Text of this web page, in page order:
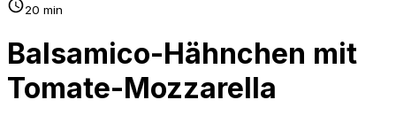
20 min
Balsamico-Hähnchen mit
Tomate-Mozzarella